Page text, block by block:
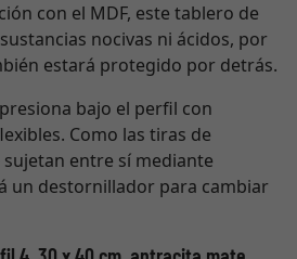
con el MDF, este tablero de
nocivas ni ácidos, por
estará protegido por detrás.
bajo el perfil con
Como las tiras de
entre sí mediante
un destornillador para cambiar